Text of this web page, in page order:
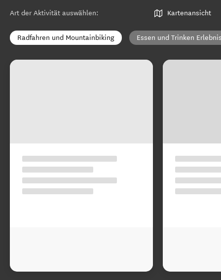
Art der Aktivität auswählen: Kartenansicht
Radfahren und Mountainbiking Essen und Trinken